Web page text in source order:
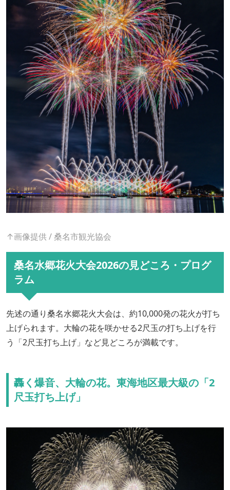
↑画像提供 / 桑名市観光協会
桑名水郷花火大会2026の見どころ・プログ
ラム
先述の通り桑名水郷花火大会は、約10,000発の花火が打ち
上げられます。大輪の花を咲かせる2尺玉の打ち上げを行
う「2尺玉打ち上げ」など見どころが満載です。
轟く爆音、大輪の花。東海地区最大級の「2
尺玉打ち上げ」